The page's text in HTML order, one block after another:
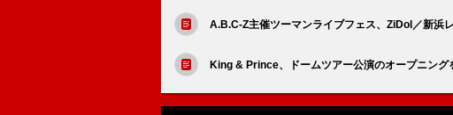
A.B.C-Z主催ツーマンライブフェス、ZiDol／新浜
King & Prince、ドームツアー公演のオープニン